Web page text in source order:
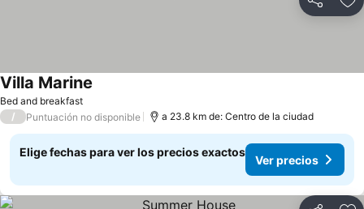
Compartir
Bed and breakfast
Villa Marine
/ Puntuación no disponible a 23.8 km de: Centro de la ciudad
Elige fechas para ver los precios exactos
Ver precios